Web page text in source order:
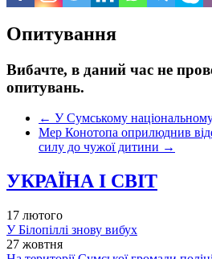
Опитування
Вибачте, в даний час не
опитувань.
← У Сумському
Мер Конотопа оприлюднив
силу до чужої дитини →
УКРАЇНА І СВІТ
17 лютого
У Білопіллі знову вибух
27 жовтня